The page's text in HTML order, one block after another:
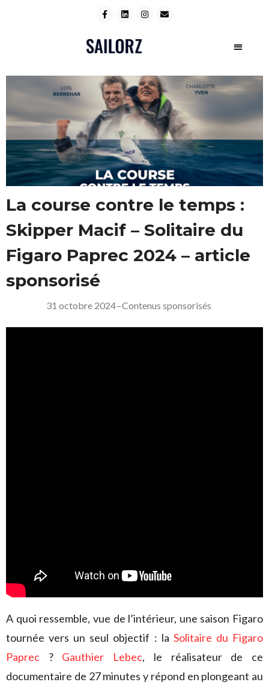
La course contre le temps :
Skipper Macif – Solitaire du
Figaro Paprec 2024 – article
sponsorisé
31 octobre 2024–Contenus sponsorisés
A quoi ressemble, vue de l’intérieur, une saison Figaro
tournée vers un seul objectif : la Solitaire du Figaro
Paprec ? Gauthier Lebec, le réalisateur de ce
documentaire de 27 minutes y répond en plongeant au